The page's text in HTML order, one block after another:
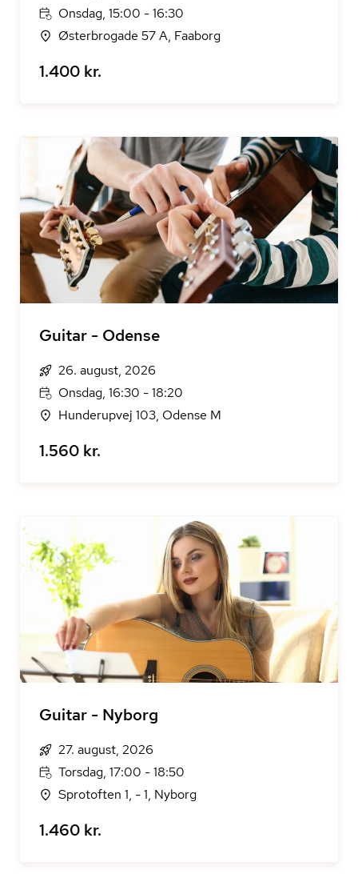
Onsdag, 15:00 - 16:30
Østerbrogade 57 A, Faaborg
1.400 kr.
Guitar - Odense
26. august, 2026
Onsdag, 16:30 - 18:20
Hunderupvej 103, Odense M
1.560 kr.
Guitar - Nyborg
27. august, 2026
Torsdag, 17:00 - 18:50
Sprotoften 1, - 1, Nyborg
1.460 kr.